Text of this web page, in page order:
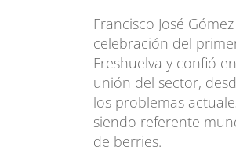
Francisco José
celebración del
Freshuelva y confió
unión del sector,
los problemas
siendo referente
de berries.